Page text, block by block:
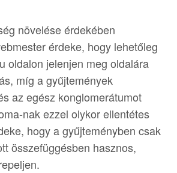
növelése érdekében
érdeke, hogy lehetőleg
oldalon jelenjen meg oldalára
míg a gyűjtemények
az egész konglomerátumot
nak ezzel olykor ellentétes
hogy a gyűjteményben csak
összefüggésben hasznos,